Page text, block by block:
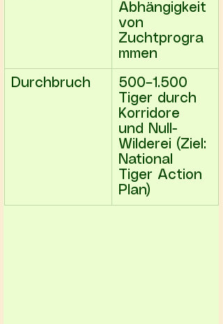
Abhängigkeit
von
Zuchtprogra
mmen
Durchbruch
500–1.500
Tiger durch
Korridore
und Null-
Wilderei (Ziel:
National
Tiger Action
Plan)